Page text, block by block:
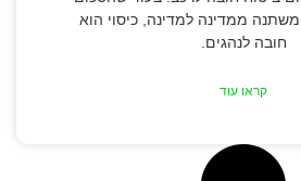
ממדינה למדינה, כיסוי הוא
חובה לנהגים.
קראו עוד